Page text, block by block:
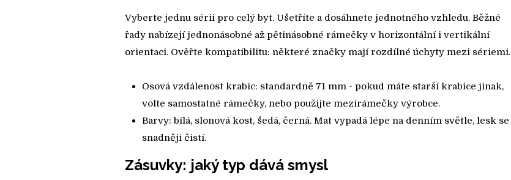
Vyberte jednu sérii pro celý byt. Ušetříte a dosáhnete jednotného vzhledu. Běžné
řady nabízejí jednonásobné až pětinásobné rámečky v horizontální i vertikální
orientaci. Ověřte kompatibilitu: některé značky mají rozdílné úchyty mezi sériemi.
Osová vzdálenost krabic: standardně 71 mm - pokud máte starší krabice jinak,
volte samostatné rámečky, nebo použijte mezirámečky výrobce.
Barvy: bílá, slonová kost, šedá, černá. Mat vypadá lépe na denním světle, lesk se
snadněji čistí.
Zásuvky: jaký typ dává smysl